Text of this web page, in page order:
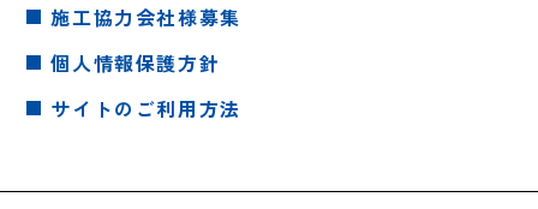
施工協力会社様募集
個人情報保護方針
サイトのご利用方法